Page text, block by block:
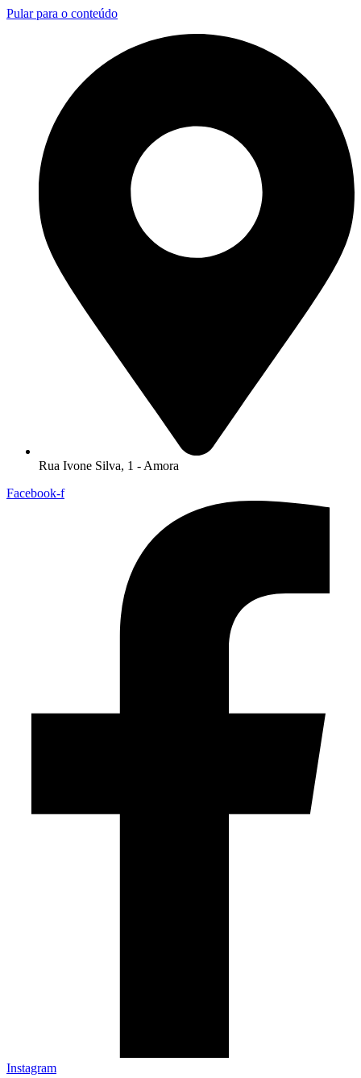
Pular para o conteúdo
Rua Ivone Silva, 1 - Amora
Facebook-f
Instagram